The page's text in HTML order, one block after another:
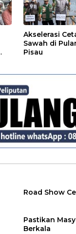
Akselerasi
Sawah di
Pisau
Road Show
Pastikan
Berkala